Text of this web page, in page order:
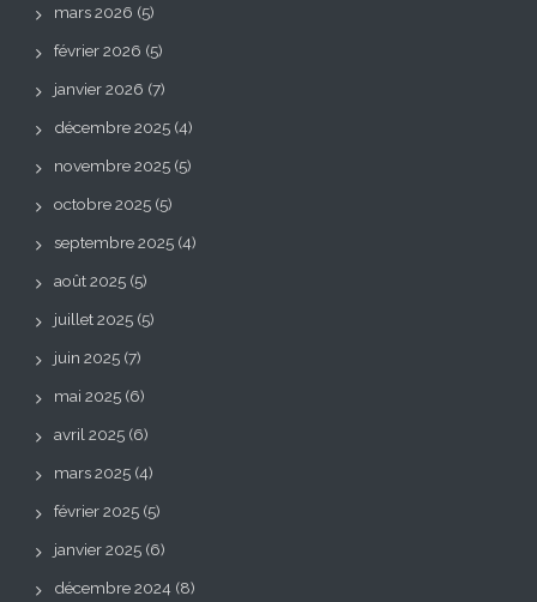
mars 2026 (5)
février 2026 (5)
janvier 2026 (7)
décembre 2025 (4)
novembre 2025 (5)
octobre 2025 (5)
septembre 2025 (4)
août 2025 (5)
juillet 2025 (5)
juin 2025 (7)
mai 2025 (6)
avril 2025 (6)
mars 2025 (4)
février 2025 (5)
janvier 2025 (6)
décembre 2024 (8)